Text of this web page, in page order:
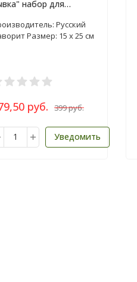
набор для
Русский
Размер: 15 x 25 см
руб. 399 руб.
Уведомить